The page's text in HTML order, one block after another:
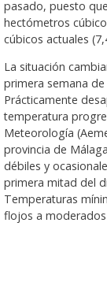
pasado, puesto
hectómetros
cúbicos actuales
La situación
primera semana
Prácticamente
temperatura
Meteorología
provincia de
débiles y
primera mitad del
Temperaturas
flojos a